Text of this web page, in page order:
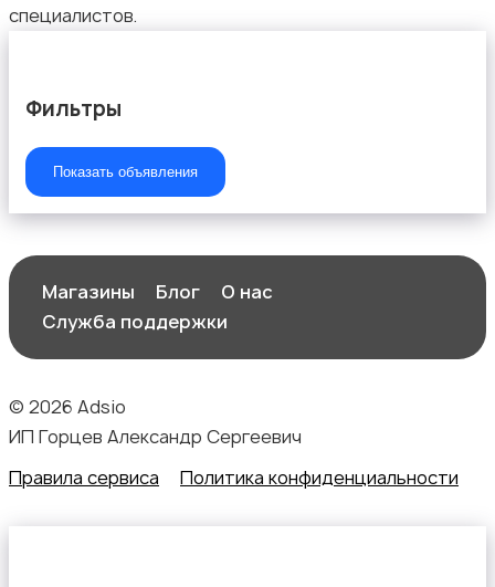
Начало карьеры
Образование и наука
Офисный персонал
специалистов.
Фильтры
Показать объявления
Магазины Блог
О нас
Служба поддержки
© 2026 Adsio
ИП Горцев Александр Сергеевич
Правила сервиса
Политика конфиденциальности